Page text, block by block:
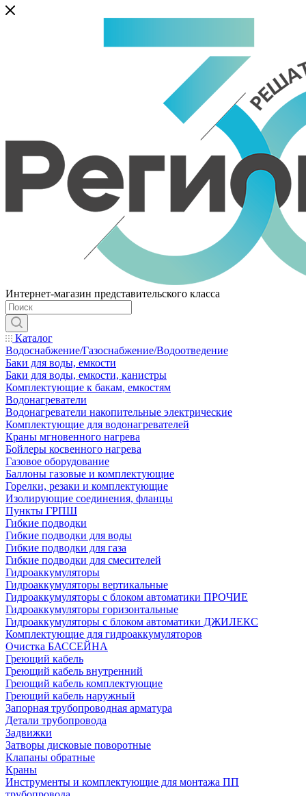
Интернет-магазин представительского класса
Каталог
Водоснабжение/Газоснабжение/Водоотведение
Баки для воды, емкости
Баки для воды, емкости, канистры
Комплектующие к бакам, емкостям
Водонагреватели
Водонагреватели накопительные электрические
Комплектующие для водонагревателей
Краны мгновенного нагрева
Бойлеры косвенного нагрева
Газовое оборудование
Баллоны газовые и комплектующие
Горелки, резаки и комплектующие
Изолирующие соединения, фланцы
Пункты ГРПШ
Гибкие подводки
Гибкие подводки для воды
Гибкие подводки для газа
Гибкие подводки для смесителей
Гидроаккумуляторы
Гидроаккумуляторы вертикальные
Гидроаккумуляторы с блоком автоматики ПРОЧИЕ
Гидроаккумуляторы горизонтальные
Гидроаккумуляторы с блоком автоматики ДЖИЛЕКС
Комплектующие для гидроаккумуляторов
Очистка БАССЕЙНА
Греющий кабель
Греющий кабель внутренний
Греющий кабель комплектующие
Греющий кабель наружный
Запорная трубопроводная арматура
Детали трубопровода
Задвижки
Затворы дисковые поворотные
Клапаны обратные
Краны
Инструменты и комплектующие для монтажа ПП